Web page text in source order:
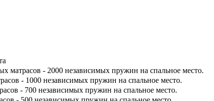
матрасов - 2000 независимых пружин на спальное место.
- 1000 независимых пружин на спальное место.
- 700 независимых пружин на спальное место.